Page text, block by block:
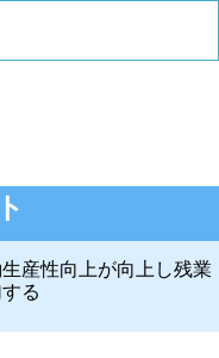
産性向上が向上し残業
る